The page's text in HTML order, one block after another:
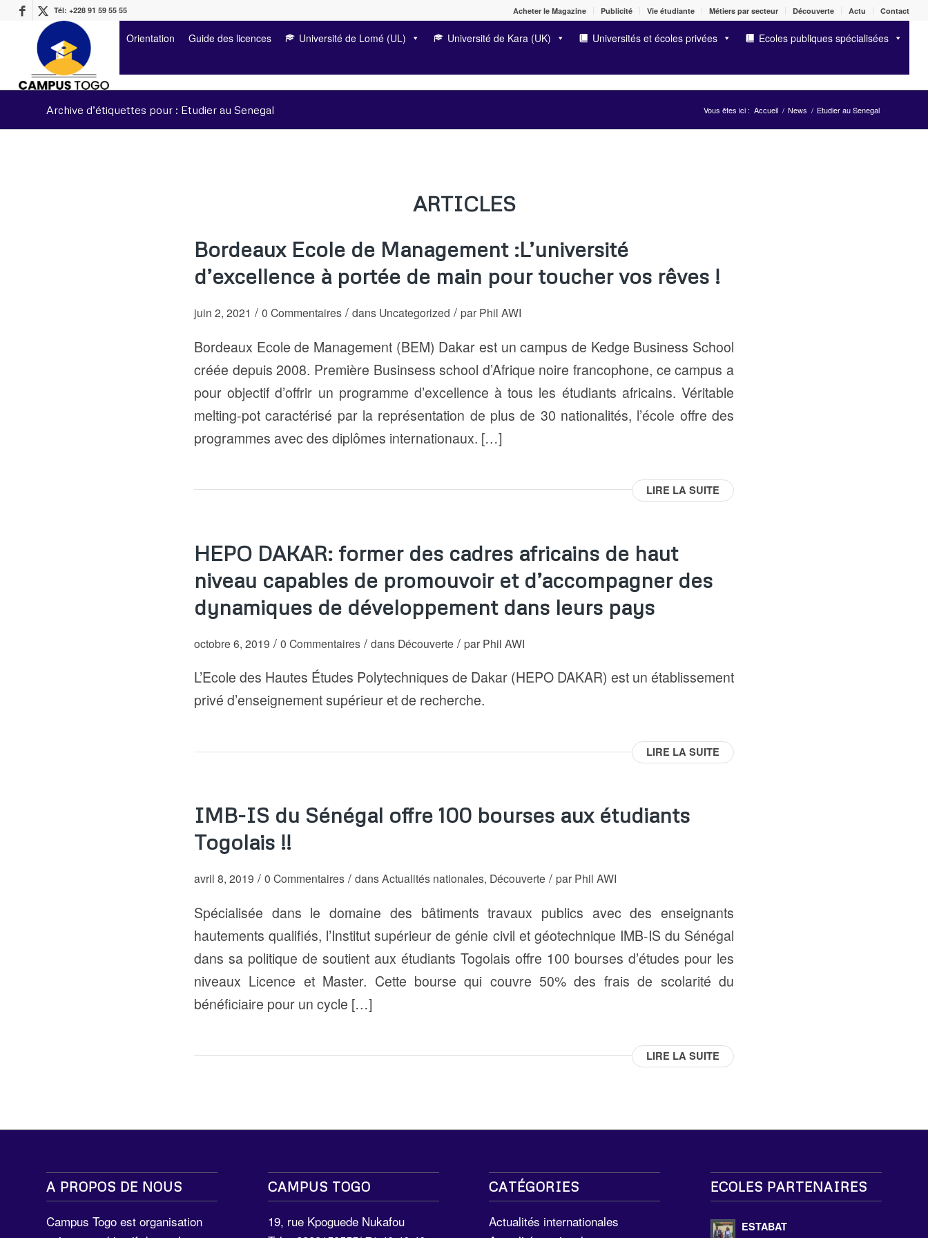
Acheter le Magazine Publicité Vie étudiante Métiers par secteur Découverte Actu Contact
Tél: +228 91 59 55 55
Orientation Guide des licences Université de Lomé (UL) Université de Kara (UK) Universités et écoles privées Ecoles publiques spécialisées
Archive d’étiquettes pour : Etudier au Senegal Vous êtes ici : Accueil / News / Etudier au Senegal
ARTICLES
Bordeaux Ecole de Management :L’université
d’excellence à portée de main pour toucher vos rêves !
juin 2, 2021 / 0 Commentaires / dans Uncategorized / par Phil AWI
Bordeaux Ecole de Management (BEM) Dakar est un campus de Kedge Business School
créée depuis 2008. Première Businsess school d’Afrique noire francophone, ce campus a
pour objectif d’offrir un programme d’excellence à tous les étudiants africains. Véritable
melting-pot caractérisé par la représentation de plus de 30 nationalités, l’école offre des
programmes avec des diplômes internationaux. […]
LIRE LA SUITE
HEPO DAKAR: former des cadres africains de haut
niveau capables de promouvoir et d’accompagner des
dynamiques de développement dans leurs pays
octobre 6, 2019 / 0 Commentaires / dans Découverte / par Phil AWI
L’Ecole des Hautes Études Polytechniques de Dakar (HEPO DAKAR) est un établissement
privé d’enseignement supérieur et de recherche.
LIRE LA SUITE
IMB-IS du Sénégal offre 100 bourses aux étudiants
Togolais !!
avril 8, 2019 / 0 Commentaires / dansActualités nationales, Découverte / par Phil AWI
Spécialisée dans le domaine des bâtiments travaux publics avec des enseignants
hautements qualifiés, l’Institut supérieur de génie civil et géotechnique IMB-IS du Sénégal
dans sa politique de soutient aux étudiants Togolais offre 100 bourses d’études pour les
niveaux Licence et Master. Cette bourse qui couvre 50% des frais de scolarité du
bénéficiaire pour un cycle […]
LIRE LA SUITE
A PROPOS DE NOUS
Campus Togo est organisation
CAMPUS TOGO
19, rue Kpoguede Nukafou
CATÉGORIES
Actualités internationales
ECOLES PARTENAIRES
ESTABAT